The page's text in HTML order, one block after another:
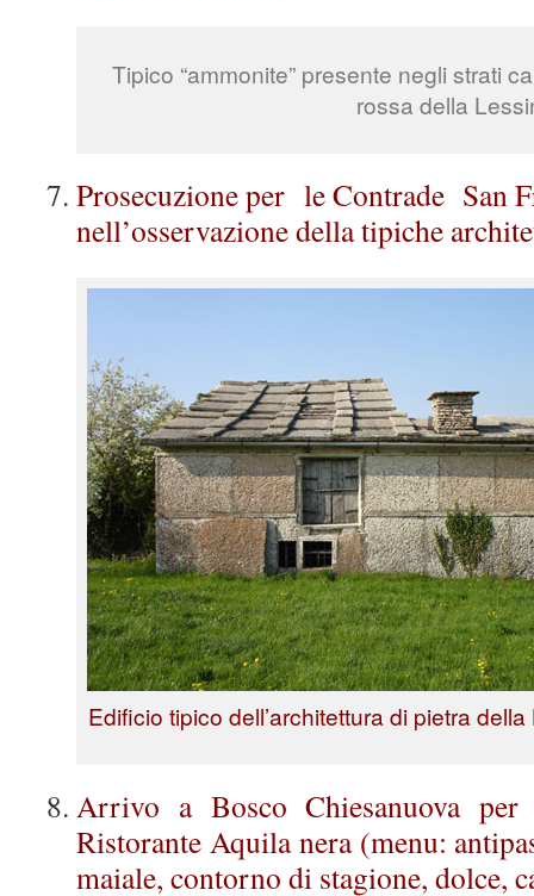
Tipico “ammonite” presente negli strati
rossa della
Prosecuzione per le Contrade San
nell’osservazione della tipiche
Edificio tipico dell’architettura di pietra
Arrivo a Bosco Chiesanuova
Ristorante Aquila nera (menu:
maiale, contorno di stagione, dolce,